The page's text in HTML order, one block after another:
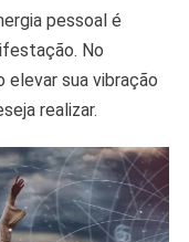
pessoal é
No
sua vibração
realizar.